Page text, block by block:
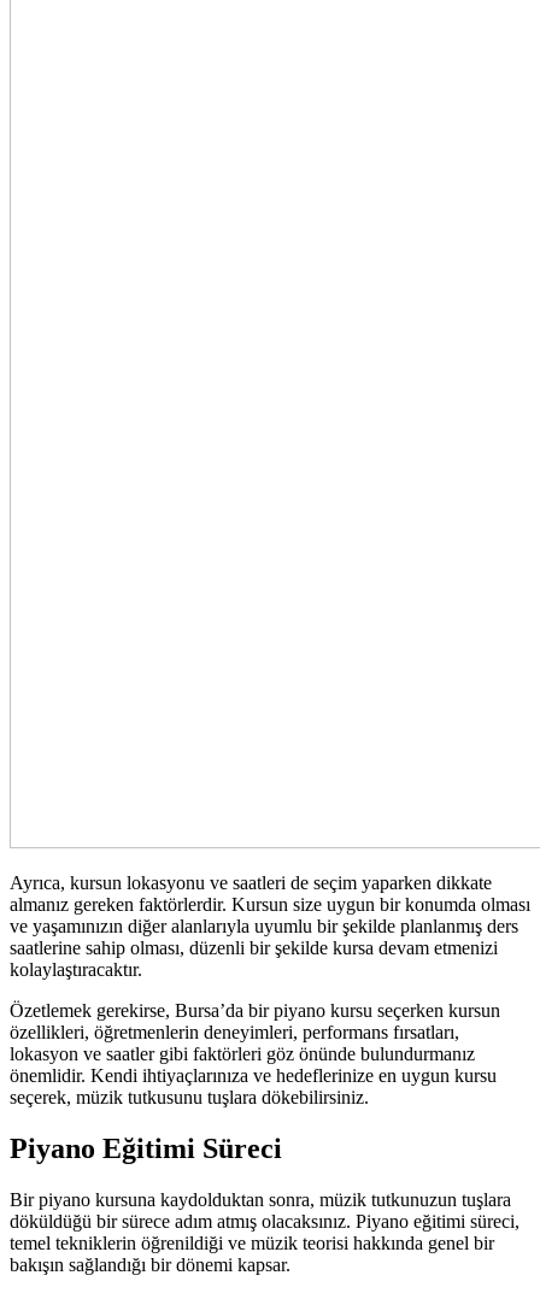
Ayrıca, kursun lokasyonu ve saatleri de seçim yaparken dikkate
almanız gereken faktörlerdir. Kursun size uygun bir konumda olması
ve yaşamınızın diğer alanlarıyla uyumlu bir şekilde planlanmış ders
saatlerine sahip olması, düzenli bir şekilde kursa devam etmenizi
kolaylaştıracaktır.
Özetlemek gerekirse, Bursa’da bir piyano kursu seçerken kursun
özellikleri, öğretmenlerin deneyimleri, performans fırsatları,
lokasyon ve saatler gibi faktörleri göz önünde bulundurmanız
önemlidir. Kendi ihtiyaçlarınıza ve hedeflerinize en uygun kursu
seçerek, müzik tutkusunu tuşlara dökebilirsiniz.
Piyano Eğitimi Süreci
Bir piyano kursuna kaydolduktan sonra, müzik tutkunuzun tuşlara
döküldüğü bir sürece adım atmış olacaksınız. Piyano eğitimi süreci,
temel tekniklerin öğrenildiği ve müzik teorisi hakkında genel bir
bakışın sağlandığı bir dönemi kapsar.